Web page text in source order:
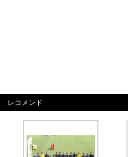
レコメンド